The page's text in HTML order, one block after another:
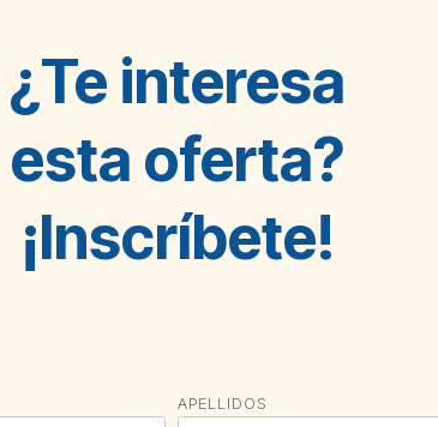
¿Te interesa
esta oferta?
¡Inscríbete!
APELLIDOS